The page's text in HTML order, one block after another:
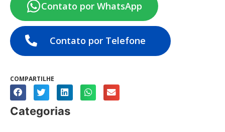
Contato por WhatsApp
Contato por Telefone
COMPARTILHE
Categorias